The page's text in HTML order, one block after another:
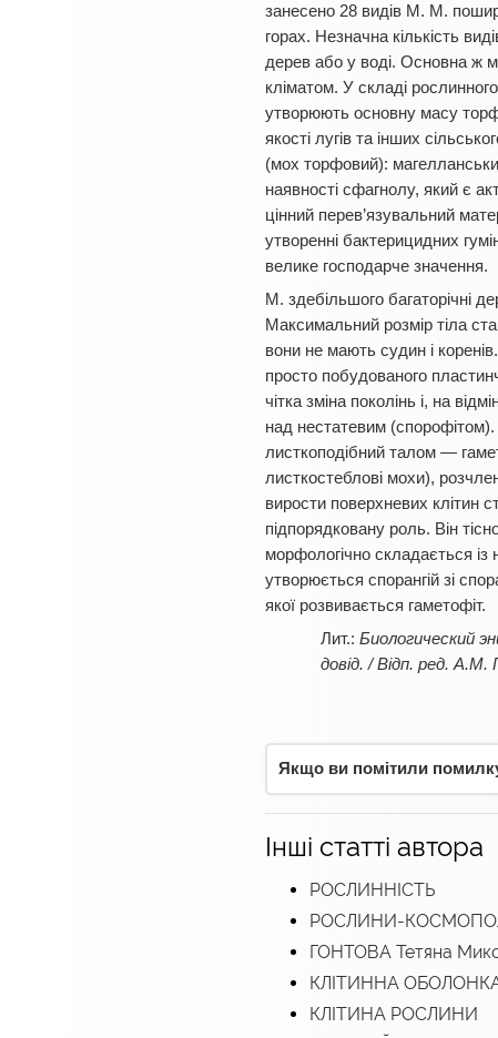
занесено 28 видів М. М.
горах. Незначна кількість
дерев або у воді. Основна ж
кліматом. У складі
утворюють основну масу
якості лугів та інших
(мох торфовий):
наявності сфагнолу, який є
цінний перев’язувальний
утворенні бактерицидних
велике господарче значення.
М. здебільшого багаторічні
Максимальний розмір тіла
вони не мають судин і
просто побудованого
чітка зміна поколінь і, на
над нестатевим
листкоподібний талом —
листкостеблові мохи),
вирости поверхневих клітин
підпорядковану роль. Він
морфологічно складається із
утворюється спорангій зі
якої розвивається гаметофіт.
Биологический
довід. / Відп. ред.
Якщо ви помітили
Інші статті автора
РОСЛИННІСТЬ
РОСЛИНИ-
ГОНТОВА Тетяна
КЛІТИННА
КЛІТИНА РОСЛИНИ